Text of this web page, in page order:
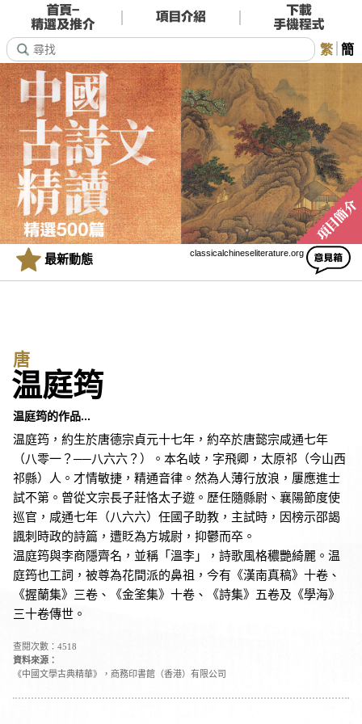
繁 簡
classicalchineseliterature.org
最新動態
唐
温庭筠
温庭筠的作品...
温庭筠，約生於唐德宗貞元十七年，約卒於唐懿宗咸通七年
（八零一？──八六六？）。本名岐，字飛卿，太原祁（今山西
祁縣）人。才情敏捷，精通音律。然為人薄行放浪，屢應進士
試不第。曾從文宗長子莊恪太子遊。歷任隨縣尉、襄陽節度使
巡官，咸通七年（八六六）任國子助教，主試時，因榜示邵謁
諷刺時政的詩篇，遭貶為方城尉，抑鬱而卒。
温庭筠與李商隱齊名，並稱「溫李」，詩歌風格穠艷綺麗。温
庭筠也工詞，被尊為花間派的鼻祖，今有《漢南真稿》十卷、
《握蘭集》三卷、《金筌集》十卷、《詩集》五卷及《學海》
三十卷傳世。
查閱次數：4518
資料來源：
《中國文學古典精華》，商務印書館（香港）有限公司